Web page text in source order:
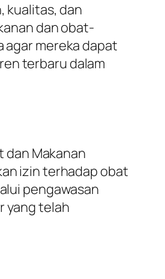
kualitas, dan
dan obat-
agar mereka dapat
terbaru dalam
dan Makanan
izin terhadap obat
pengawasan
yang telah